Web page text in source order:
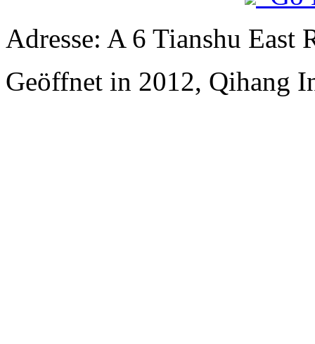
Adresse: A 6 Tianshu East
Geöffnet in 2012, Qihang